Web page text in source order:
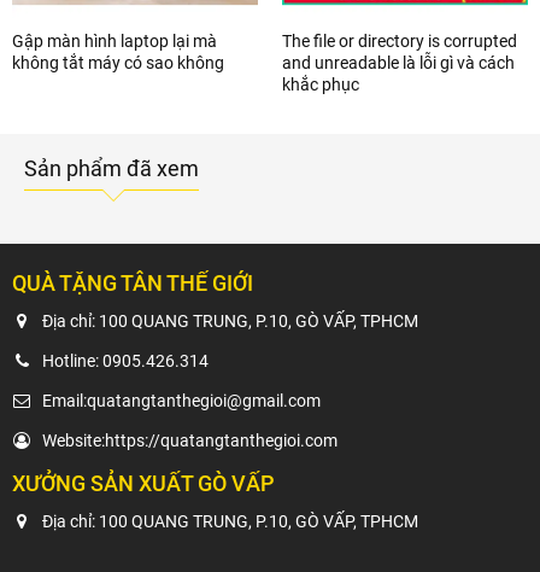
Gập màn hình laptop lại mà
không tắt máy có sao không
The file or directory is corrupted
and unreadable là lỗi gì và cách
khắc phục
Sản phẩm đã xem
QUÀ TẶNG TÂN THẾ GIỚI
Địa chỉ: 100 QUANG TRUNG, P.10, GÒ VẤP, TPHCM
Hotline:0905.426.314
Email:quatangtanthegioi@gmail.com
Website:https://quatangtanthegioi.com
XƯỞNG SẢN XUẤT GÒ VẤP
Địa chỉ: 100 QUANG TRUNG, P.10, GÒ VẤP, TPHCM